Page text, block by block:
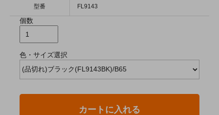
型番 FL9143
個数
色・サイズ選択
カートに入れる